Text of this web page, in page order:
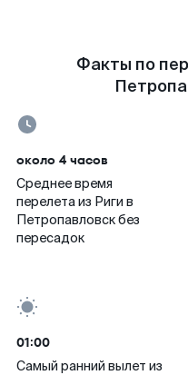
Факты по
около 4 часов
Среднее время
перелета из Риги в
Петропавловск без
пересадок
01:00
Самый ранний вылет из